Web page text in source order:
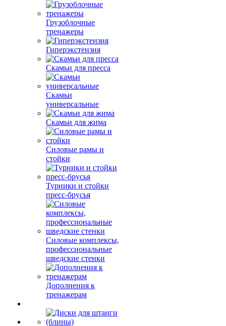
Грузоблочные
тренажеры
Гиперэкстензия
Скамьи для пресса
Скамьи
универсальные
Скамьи для жима
Силовые рамы и
стойки
Турники и стойки
пресс-брусья
Силовые комплексы,
профессиональные
шведские стенки
Дополнения к
тренажерам